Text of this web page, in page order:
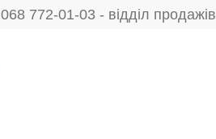
068 772-01-03 - відділ продажів